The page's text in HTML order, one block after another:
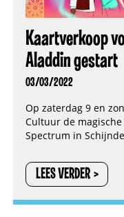
Kaartverkoop
Aladdin gestart
03/03/2022
Op zaterdag 9 en
Cultuur de magische
Spectrum in
LEES VERDER